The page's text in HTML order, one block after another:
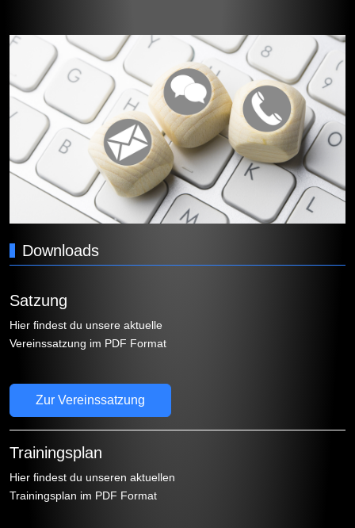
Downloads
Satzung
Hier findest du unsere aktuelle
Vereinssatzung im PDF Format
Zur Vereinssatzung
Trainingsplan
Hier findest du unseren aktuellen
Trainingsplan im PDF Format